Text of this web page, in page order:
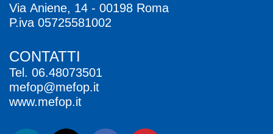
Via Aniene, 14 - 00198 Roma
P.iva 05725581002
CONTATTI
Tel. 06.48073501
mefop@mefop.it
www.mefop.it